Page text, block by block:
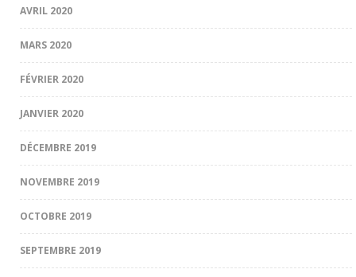
AVRIL 2020
MARS 2020
FÉVRIER 2020
JANVIER 2020
DÉCEMBRE 2019
NOVEMBRE 2019
OCTOBRE 2019
SEPTEMBRE 2019